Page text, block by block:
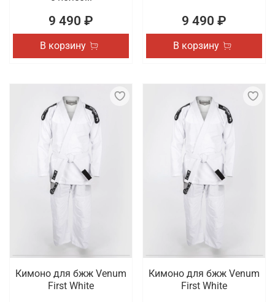
9 490 ₽
В корзину
9 490 ₽
В корзину
Кимоно для бжж Venum
First White
Кимоно для бжж Venum
First White